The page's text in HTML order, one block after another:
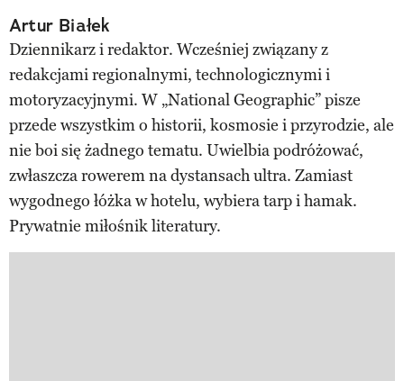
Artur Białek
Dziennikarz i redaktor. Wcześniej związany z
redakcjami regionalnymi, technologicznymi i
motoryzacyjnymi. W „National Geographic” pisze
przede wszystkim o historii, kosmosie i przyrodzie, ale
nie boi się żadnego tematu. Uwielbia podróżować,
zwłaszcza rowerem na dystansach ultra. Zamiast
wygodnego łóżka w hotelu, wybiera tarp i hamak.
Prywatnie miłośnik literatury.